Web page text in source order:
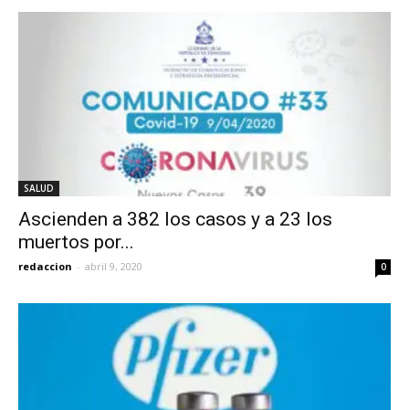
SALUD
Ascienden a 382 los casos y a 23 los
muertos por...
redaccion - abril 9, 2020 0